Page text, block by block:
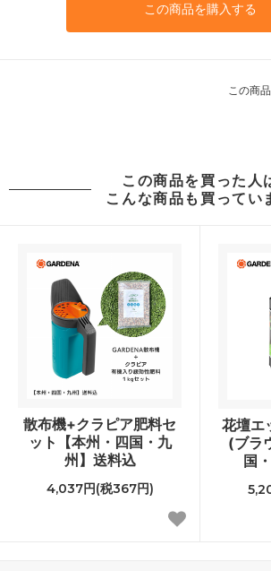
この商品を購入する
この商
この商品を買った人
こんな商品も買ってい
散布機+クラピア肥料セ
ット【本州・四国・九
州】送料込
4,037円(税367円)
花壇エ
(ブラ
国